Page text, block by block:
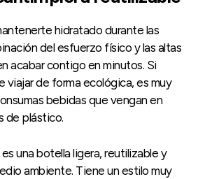
hidratado durante las
del esfuerzo físico y las altas
acabar contigo en minutos. Si
viajar de forma ecológica, es muy
bebidas que vengan en
de plástico.
es una botella ligera, reutilizable y
ambiente. Tiene un estilo muy